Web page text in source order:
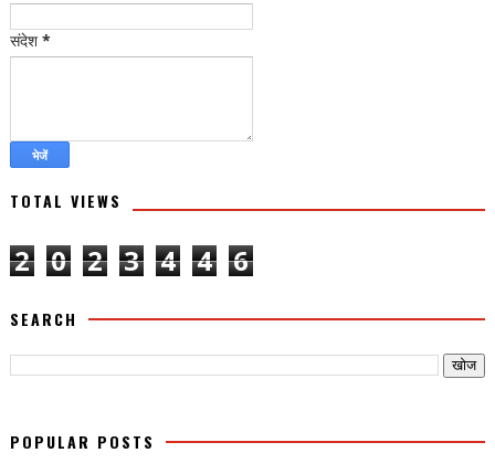
संदेश *
TOTAL VIEWS
2 0 2 3 4 4 6
SEARCH
POPULAR POSTS